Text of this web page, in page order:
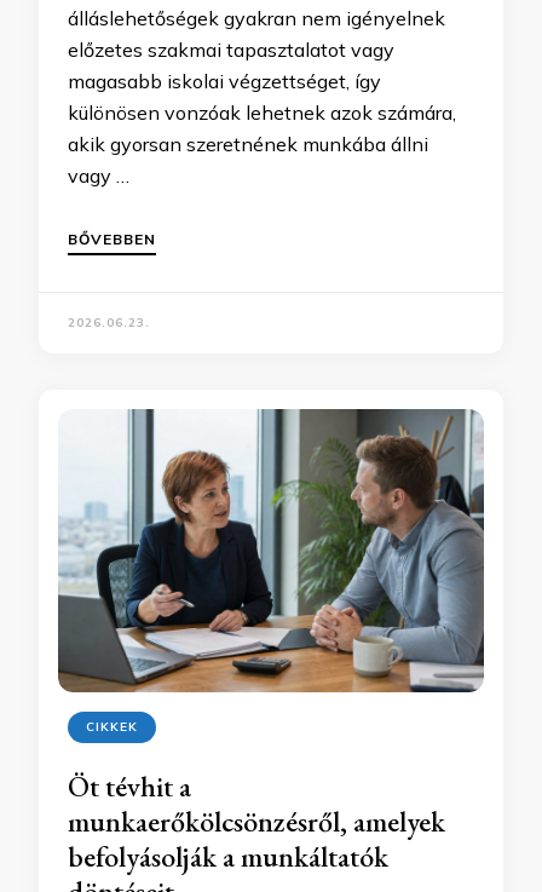
álláslehetőségek gyakran nem igényelnek
előzetes szakmai tapasztalatot vagy
magasabb iskolai végzettséget, így
különösen vonzóak lehetnek azok számára,
akik gyorsan szeretnének munkába állni
vagy …
BŐVEBBEN
2026.06.23.
CIKKEK
Öt tévhit a
munkaerőkölcsönzésről, amelyek
befolyásolják a munkáltatók